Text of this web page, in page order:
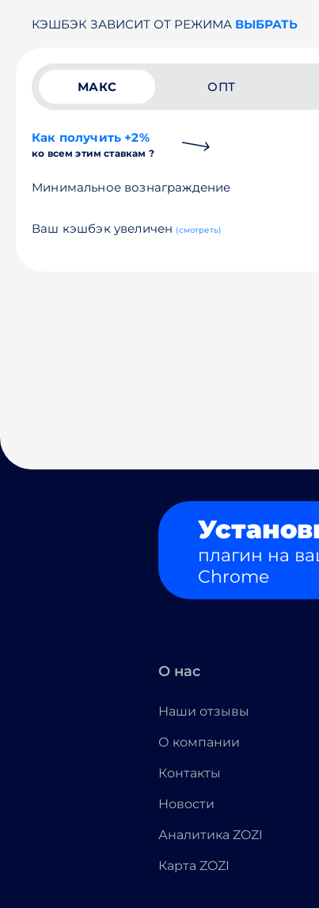
КЭШБЭК ЗАВИСИТ ОТ РЕЖИМА ВЫБРАТЬ
МАКС ОПТ
Как получить +2%
ко всем этим ставкам ?
Минимальное вознаграждение
Ваш кэшбэк увеличен (смотреть)
плагин на
Chrome
О нас
Наши отзывы
О компании
Контакты
Новости
Аналитика ZOZI
Карта ZOZI